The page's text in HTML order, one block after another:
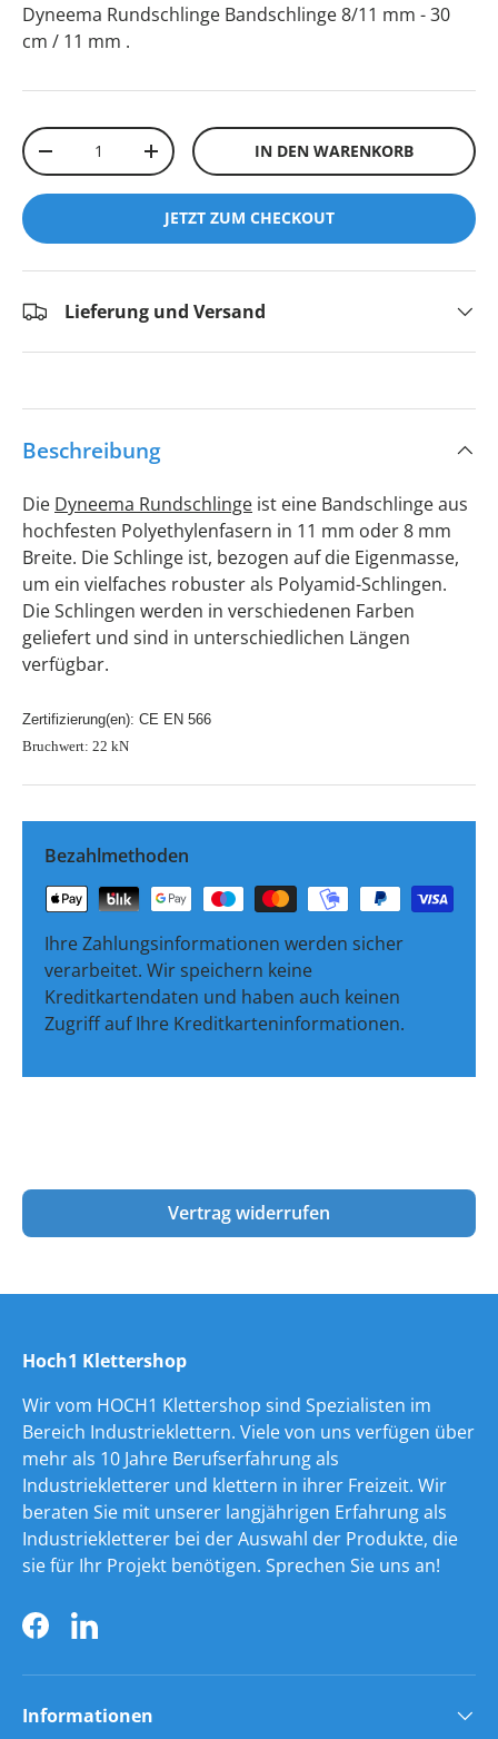
Dyneema Rundschlinge Bandschlinge 8/11 mm - 30
cm / 11 mm .
Anzahl
-
+ IN DEN WARENKORB
JETZT ZUM CHECKOUT
Lieferung und Versand
Beschreibung
Die Dyneema Rundschlinge ist eine Bandschlinge aus
hochfesten Polyethylenfasern in 11 mm oder 8 mm
Breite. Die Schlinge ist, bezogen auf die Eigenmasse,
um ein vielfaches robuster als Polyamid-Schlingen.
Die Schlingen werden in verschiedenen Farben
geliefert und sind in unterschiedlichen Längen
verfügbar.
Zertifizierung(en): CE EN 566
Bruchwert: 22 kN
Bezahlmethoden
Ihre Zahlungsinformationen werden sicher
verarbeitet. Wir speichern keine
Kreditkartendaten und haben auch keinen
Zugriff auf Ihre Kreditkarteninformationen.
Vertrag widerrufen
Hoch1 Klettershop
Wir vom HOCH1 Klettershop sind Spezialisten im
Bereich Industrieklettern. Viele von uns verfügen über
mehr als 10 Jahre Berufserfahrung als
Industriekletterer und klettern in ihrer Freizeit. Wir
beraten Sie mit unserer langjährigen Erfahrung als
Industriekletterer bei der Auswahl der Produkte, die
sie für Ihr Projekt benötigen. Sprechen Sie uns an!
FacebookLinkedIn
Informationen